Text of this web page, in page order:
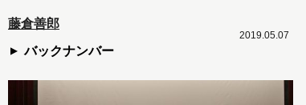
藤倉善郎
バックナンバー
2019.05.07